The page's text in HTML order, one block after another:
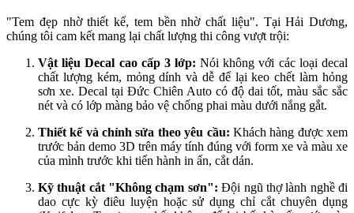
"Tem đẹp nhờ thiết kế, tem bền nhờ chất liệu". Tại Hải Dương,
chúng tôi cam kết mang lại chất lượng thi công vượt trội:
Vật liệu Decal cao cấp 3 lớp: Nói không với các loại decal
chất lượng kém, mỏng dính và dễ để lại keo chết làm hỏng
sơn xe. Decal tại Đức Chiên Auto có độ dai tốt, màu sắc sắc
nét và có lớp màng bảo vệ chống phai màu dưới nắng gắt.
Thiết kế và chỉnh sửa theo yêu cầu: Khách hàng được xem
trước bản demo 3D trên máy tính đúng với form xe và màu xe
của mình trước khi tiến hành in ấn, cắt dán.
Kỹ thuật cắt "Không chạm sơn": Đội ngũ thợ lành nghề đi
dao cực kỳ điêu luyện hoặc sử dụng chỉ cắt chuyên dụng